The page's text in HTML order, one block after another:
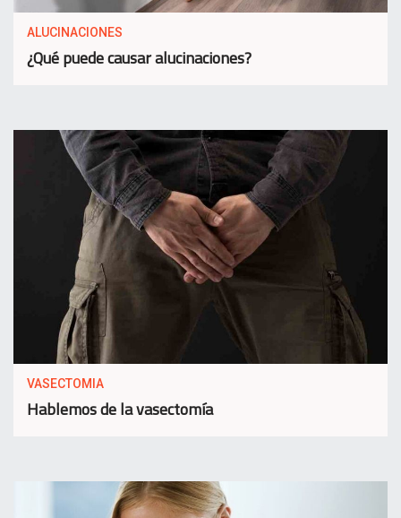
ALUCINACIONES
¿Qué puede causar alucinaciones?
VASECTOMIA
Hablemos de la vasectomía